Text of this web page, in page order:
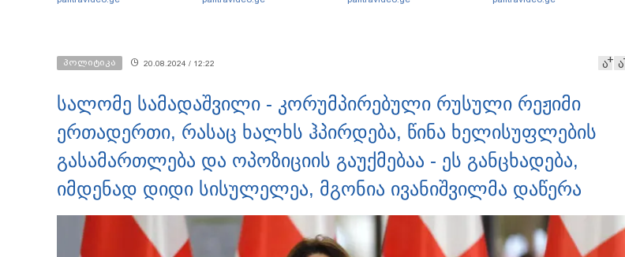
პოლიტიკა 20.08.2024 / 12:22 ა ა
სალომე სამადაშვილი - კორუმპირებული რუსული რეჟიმი
ერთადერთი, რასაც ხალხს ჰპირდება, წინა ხელისუფლების
გასამართლება და ოპოზიციის გაუქმებაა - ეს განცხადება,
იმდენად დიდი სისულელეა, მგონია ივანიშვილმა დაწერა